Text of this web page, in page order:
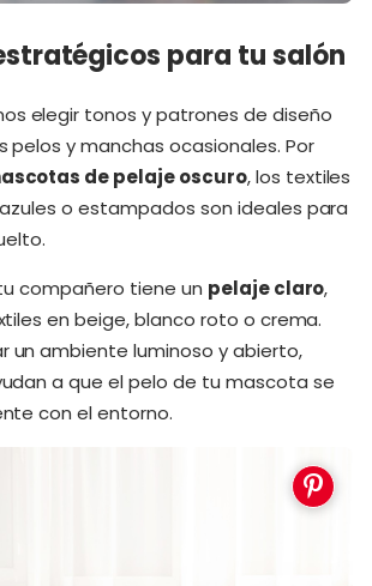
para tu salón
elegir tonos y patrones de diseño
pelos y manchas ocasionales. Por
de pelaje oscuro, los textiles
o estampados son ideales para
compañero tiene un pelaje claro,
en beige, blanco roto o crema.
un ambiente luminoso y abierto,
a que el pelo de tu mascota se
con el entorno.